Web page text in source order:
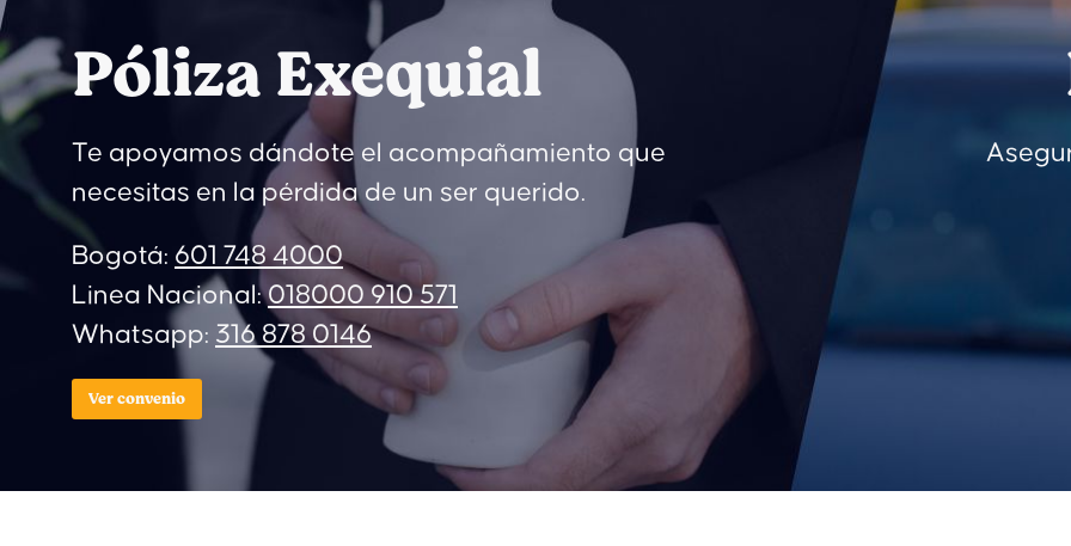
Póliza Exequial
Te apoyamos dándote el acompañamiento que
necesitas en la pérdida de un ser querido.
Bogotá: 601 748 4000
Linea Nacional:018000 910 571
Whatsapp: 316 878 0146
Ver convenio